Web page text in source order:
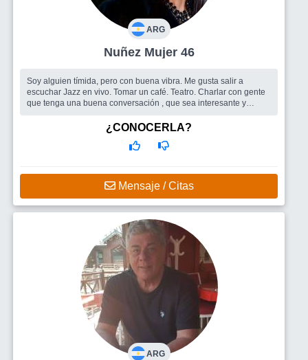
ARG
Nuñez Mujer 46
Soy alguien tímida, pero con buena vibra. Me gusta salir a
escuchar Jazz en vivo. Tomar un café. Teatro. Charlar con gente
que tenga una buena conversación , que sea interesante y
Pareja y/o un grupo de amistad
¿CONOCERLA?
Mensaje / Citas
ARG